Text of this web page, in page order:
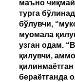
маъно
турга
бўлувчи,
муомала
узган одам.
қилувчи,
бераётганда